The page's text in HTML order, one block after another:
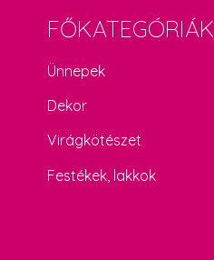
FŐKATEGÓRIÁK
Ünnepek
Dekor
Virágkötészet
Festékek, lakkok